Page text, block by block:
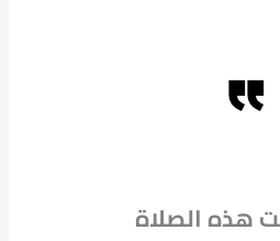
هذه الصلاة